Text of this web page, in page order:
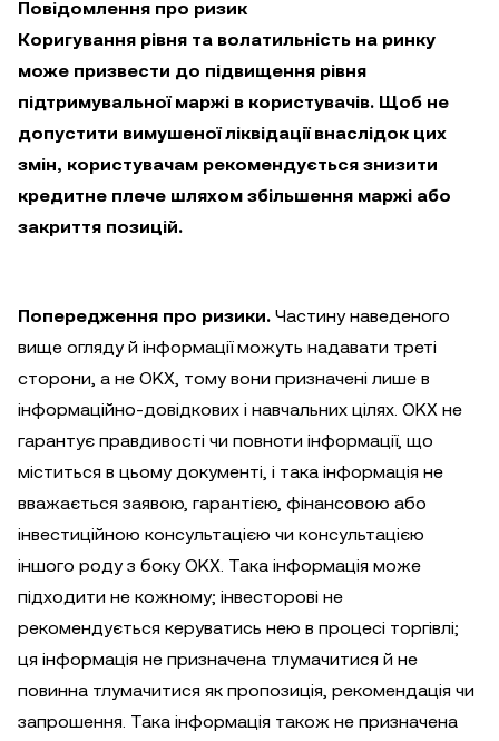
Повідомлення про ризик
Коригування рівня та волатильність на ринку
може призвести до підвищення рівня
підтримувальної маржі в користувачів. Щоб не
допустити вимушеної ліквідації внаслідок цих
змін, користувачам рекомендується знизити
кредитне плече шляхом збільшення маржі або
закриття позицій.
Попередження про ризики. Частину наведеного
вище огляду й інформації можуть надавати треті
сторони, а не OKX, тому вони призначені лише в
інформаційно-довідкових і навчальних цілях. OKX не
гарантує правдивості чи повноти інформації, що
міститься в цьому документі, і така інформація не
вважається заявою, гарантією, фінансовою або
інвестиційною консультацією чи консультацією
іншого роду з боку OKX. Така інформація може
підходити не кожному; інвесторові не
рекомендується керуватись нею в процесі торгівлі;
ця інформація не призначена тлумачитися й не
повинна тлумачитися як пропозиція, рекомендація чи
запрошення. Така інформація також не призначена